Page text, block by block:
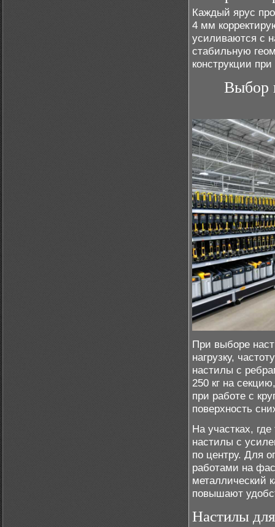
Каждый ярус
4 мм
усиливаются с
стабильную
конструкции
Выбор
При выборе
нагрузку,
настилы с
250 кг на
при работе с
поверхность
На участках,
настилы с
по центру. Для
работами на
металлический
повышают
Настилы